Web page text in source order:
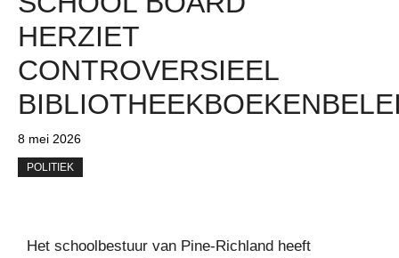
HERZIET
CONTROVERSIEEL
8 mei 2026
POLITIEK
Het schoolbestuur van Pine-Richland heeft